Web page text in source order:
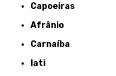
Capoeiras
Afrânio
Carnaíba
Iati